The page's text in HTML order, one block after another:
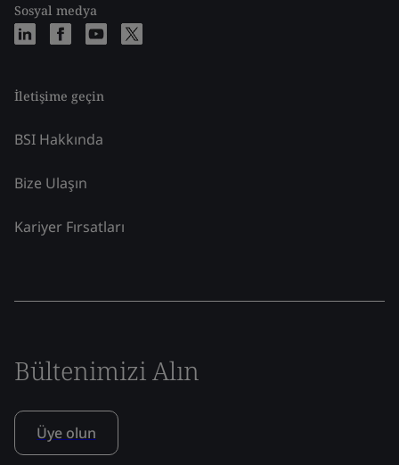
Sosyal medya
İletişime geçin
BSI Hakkında
Bize Ulaşın
Kariyer Fırsatları
Bültenimizi Alın
Üye olun